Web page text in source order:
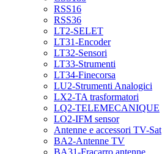
RSS16
RSS36
LT2-SELET
LT31-Encoder
LT32-Sensori
LT33-Strumenti
LT34-Finecorsa
LU2-Strumenti Analogici
LX2-TA trasformatori
LQ2-TELEMECANIQUE
LO2-IFM sensor
Antenne e accessori TV-Sat
BA2-Antenne TV
BA31-Fracarro antenne